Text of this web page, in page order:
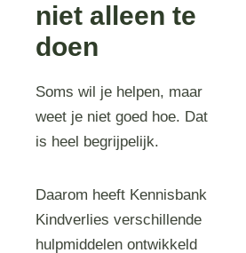
niet alleen te
doen
Soms wil je helpen, maar
weet je niet goed hoe. Dat
is heel begrijpelijk.
Daarom heeft Kennisbank
Kindverlies verschillende
hulpmiddelen ontwikkeld